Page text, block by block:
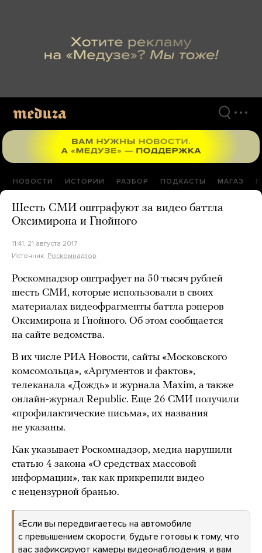
НОВОСТИ ИСТОРИИ РАЗБОР ПОДКАСТЫ МАГАЗ
Шесть СМИ оштрафуют за видео баттла
Оксимирона и Гнойного
11:41, 21 августа 2017
Источник: Роскомнадзор
Роскомнадзор оштрафует на 50 тысяч рублей
шесть СМИ, которые использовали в своих
материалах видеофрагменты баттла рэперов
Оксимирона и Гнойного. Об этом сообщается
на сайте ведомства.
В их числе РИА Новости, сайты «Московского
комсомольца», «Аргументов и фактов»,
телеканала «Дождь» и журнала Maxim, а также
онлайн-журнал Republic. Еще 26 СМИ получили
«профилактические письма», их названия
не указаны.
Как указывает Роскомнадзор, медиа нарушили
статью 4 закона «О средствах массовой
информации», так как прикрепили видео
с нецензурной бранью.
«Если вы передвигаетесь на автомобиле
с превышением скорости, будьте готовы к тому, что
вас зафиксируют камеры видеонаблюдения, и вам